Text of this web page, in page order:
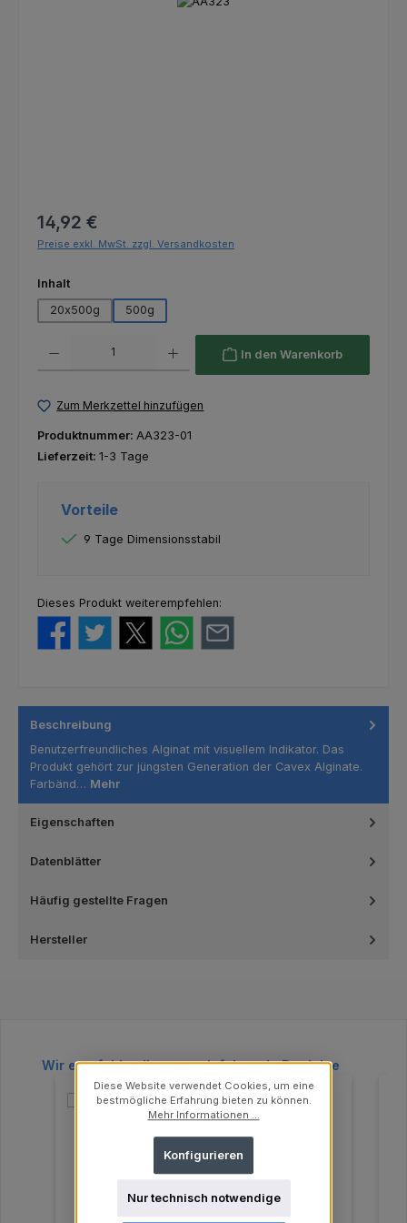
Regulärer Preis:
14,92 €
Preise exkl. MwSt. zzgl. Versandkosten
Inhaltauswählen
20x500g
500g
In den Warenkorb
Zum Merkzettel hinzufügen
Produktnummer: AA323-01
Lieferzeit: 1-3 Tage
Vorteile
9 Tage Dimensionsstabil
Dieses Produkt weiterempfehlen:
Beschreibung
Benutzerfreundliches Alginat mit visuellem Indikator. Das
Produkt gehört zur jüngsten Generation der Cavex Alginate.
Farbänd… Mehr
Eigenschaften
Datenblätter
Häufig gestellte Fragen
Hersteller
Produktgalerie überspringen
Wir empfehlen Ihnen noch folgende Produkte
Diese Website verwendet Cookies, um eine
bestmögliche Erfahrung bieten zu können.
Mehr Informationen ...
Nur technisch notwendige
Konfigurieren